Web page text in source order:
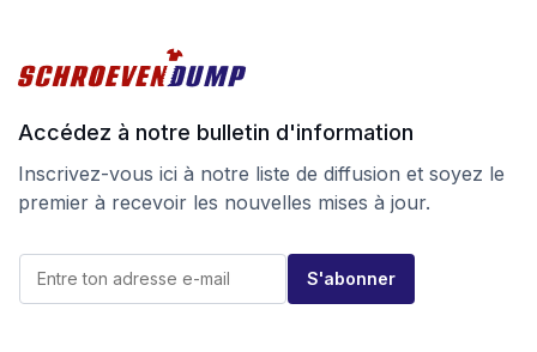
Accédez à notre bulletin d'information
Inscrivez-vous ici à notre liste de diffusion et soyez le
premier à recevoir les nouvelles mises à jour.
m
E
m
S'abonner